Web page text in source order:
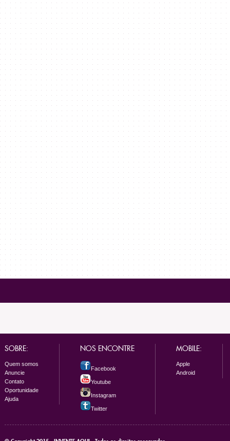
SOBRE:
Quem somos
Anuncie
Contato
Oportunidade
Ajuda
NOS ENCONTRE
Facebook
Youtube
Instagram
Twitter
MOBILE:
Apple
Android